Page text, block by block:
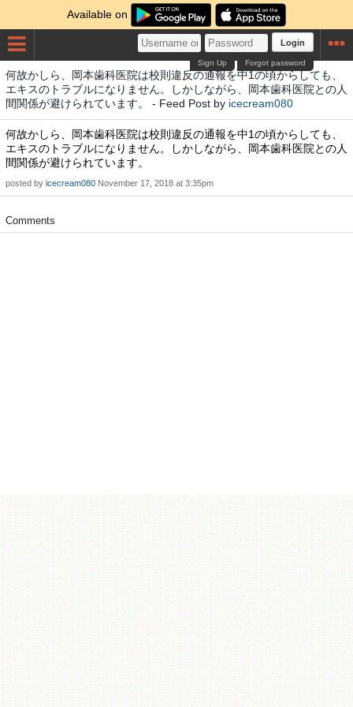
Available on
Login
Forgot password
Sign Up
何故かしら、岡本歯科医院は校則違反の通報を中1の頃からしても、
エキスのトラブルになりません。しかしながら、岡本歯科医院との人
間関係が避けられています。 - Feed Post by icecream080
何故かしら、岡本歯科医院は校則違反の通報を中1の頃からしても、
エキスのトラブルになりません。しかしながら、岡本歯科医院との人
間関係が避けられています。
posted by icecream080 November 17, 2018 at 3:35pm
Comments